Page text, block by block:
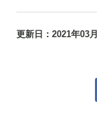
更新日： 2021年03